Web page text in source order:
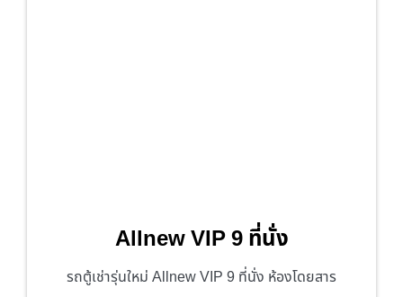
Allnew VIP 9 ที่นั่ง
รถตู้เช่ารุ่นใหม่ Allnew VIP 9 ที่นั่ง ห้องโดยสาร